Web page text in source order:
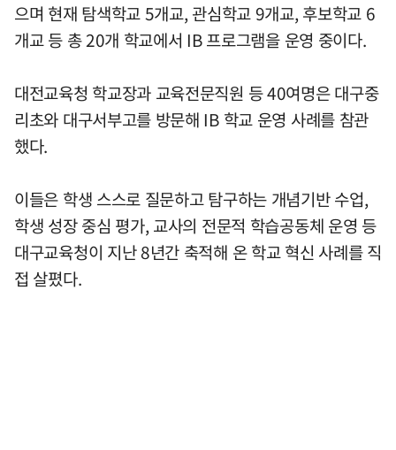
으며 현재 탐색학교 5개교, 관심학교 9개교, 후보학교 6
개교 등 총 20개 학교에서 IB 프로그램을 운영 중이다.
대전교육청 학교장과 교육전문직원 등 40여명은 대구중
리초와 대구서부고를 방문해 IB 학교 운영 사례를 참관
했다.
이들은 학생 스스로 질문하고 탐구하는 개념기반 수업,
학생 성장 중심 평가, 교사의 전문적 학습공동체 운영 등
대구교육청이 지난 8년간 축적해 온 학교 혁신 사례를 직
접 살폈다.